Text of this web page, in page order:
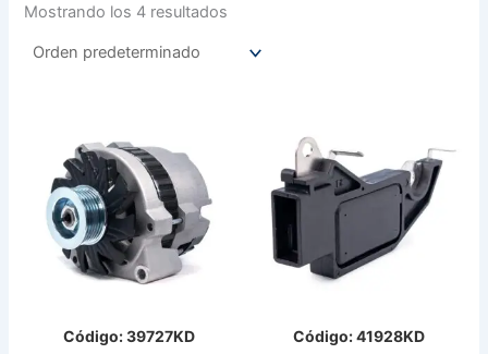
Mostrando los 4 resultados
Código: 39727KD Código: 41928KD